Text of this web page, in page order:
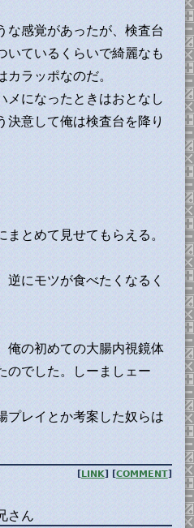
感覚があったが、検査台
いているくらいで綺麗なも
ラッポなのだ。
になったときはおとなし
決意して俺は検査台を降り
とめて見せてもらえる。
にモツが食べたくなるく
の初めての大腸内視鏡体
のでした。しーましェー
レイとか考案した奴らは
[LINK] [COMMENT]
さん